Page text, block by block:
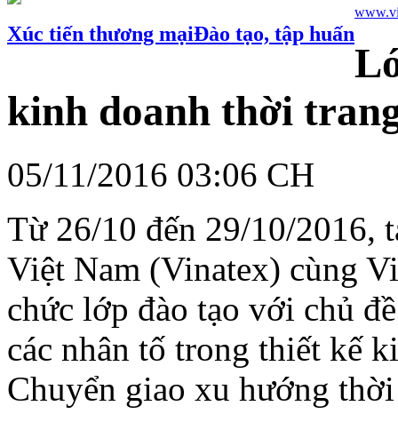
Xúc tiến thương mạiĐào tạo, tập huấn
kinh doanh thời
05/11/2016 03:06 CH
Từ 26/10 đến 29/10/2016,
Việt Nam (Vinatex) cùng
chức lớp đào tạo với chủ
các nhân tố trong thiết kế
Chuyển giao xu hướng